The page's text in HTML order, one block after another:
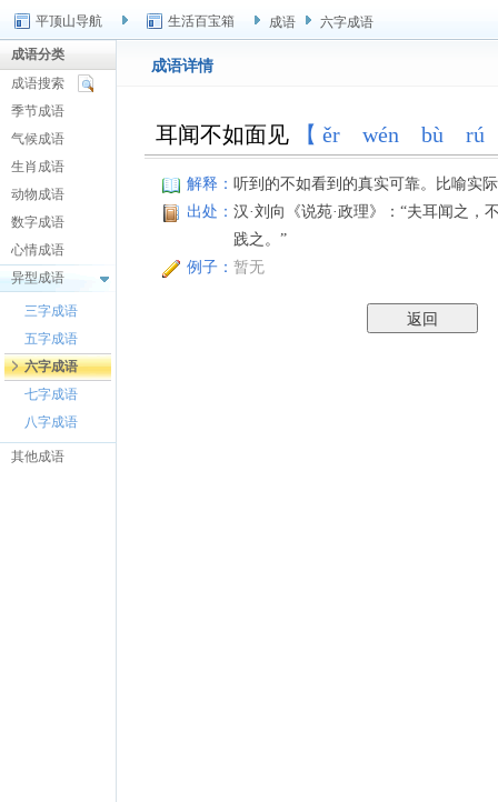
平顶山导航 生活百宝箱 成语 六字成语
成语分类
成语搜索
季节成语
气候成语
生肖成语
动物成语
数字成语
心情成语
异型成语
三字成语
五字成语
六字成语
七字成语
八字成语
其他成语
成语详情
耳闻不如面见 【 ěr wén bù rú
解释： 听到的不如看到的真实可靠。比喻实
出处： 汉·刘向《说苑·政理》：“夫耳闻之，
践之。”
例子： 暂无